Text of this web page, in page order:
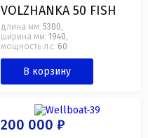
VOLZHANKA 50 FISH
длина мм: 5300 ,
ширина мм: 1940 ,
мощность л.с: 60
В корзину
200 000 ₽